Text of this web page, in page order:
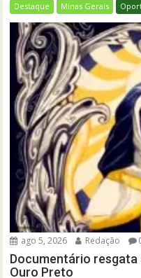
Destaque Minas Gerais
ago 5, 2026 Redação
Documentário
Ouro Preto